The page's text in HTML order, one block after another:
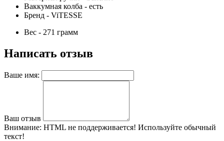
Ваккумная колба - есть
Бренд - ViTESSE
Вес - 271 грамм
Написать отзыв
Ваше имя:
Ваш отзыв
Внимание: HTML не поддерживается! Используйте обычный
текст!